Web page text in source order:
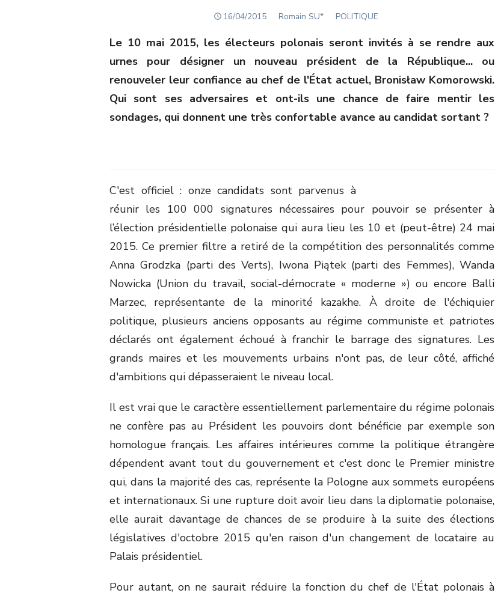
POSTED
16/04/2015 Author
Romain SU* POLITIQUE
Le 10 mai 2015, les électeurs polonais seront invités à se rendre aux
urnes pour désigner un nouveau président de la République... ou
renouveler leur confiance au chef de l'État actuel, Bronisław Komorowski.
Qui sont ses adversaires et ont-ils une chance de faire mentir les
sondages, qui donnent une très confortable avance au candidat sortant ?
C'est officiel : onze candidats sont parvenus à
réunir les 100 000 signatures nécessaires pour pouvoir se présenter à
l’élection présidentielle polonaise qui aura lieu les 10 et (peut-être) 24 mai
2015. Ce premier filtre a retiré de la compétition des personnalités comme
Anna Grodzka (parti des Verts), Iwona Piątek (parti des Femmes), Wanda
Nowicka (Union du travail, social-démocrate « moderne ») ou encore Balli
Marzec, représentante de la minorité kazakhe. À droite de l'échiquier
politique, plusieurs anciens opposants au régime communiste et patriotes
déclarés ont également échoué à franchir le barrage des signatures. Les
grands maires et les mouvements urbains n'ont pas, de leur côté, affiché
d'ambitions qui dépasseraient le niveau local.
Il est vrai que le caractère essentiellement parlementaire du régime polonais
ne confère pas au Président les pouvoirs dont bénéficie par exemple son
homologue français. Les affaires intérieures comme la politique étrangère
dépendent avant tout du gouvernement et c'est donc le Premier ministre
qui, dans la majorité des cas, représente la Pologne aux sommets européens
et internationaux. Si une rupture doit avoir lieu dans la diplomatie polonaise,
elle aurait davantage de chances de se produire à la suite des élections
législatives d'octobre 2015 qu'en raison d'un changement de locataire au
Palais présidentiel.
Pour autant, on ne saurait réduire la fonction du chef de l'État polonais à